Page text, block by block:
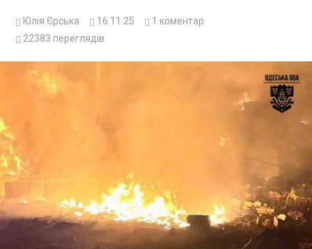
Юлія Єрська 16.11.25 1 коментар
22383 переглядів